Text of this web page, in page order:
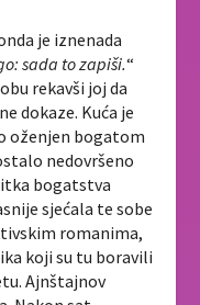
je iznenada
sada to zapiši.“
rekavši joj da
dokaze. Kuća je
oženjen bogatom
nedovršeno
bogatstva
sjećala te sobe
romanima,
koji su tu boravili
Ajnštajnov